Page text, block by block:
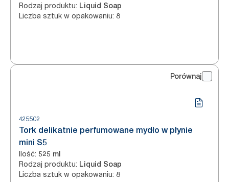
Rodzaj produktu: Liquid Soap
Liczba sztuk w opakowaniu: 8
Porównaj
425502
Tork delikatnie perfumowane mydło w płynie
mini S5
Ilość: 525 ml
Rodzaj produktu: Liquid Soap
Liczba sztuk w opakowaniu: 8